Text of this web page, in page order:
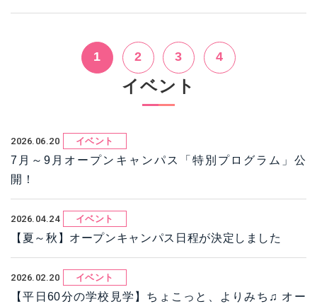
1 2 3 4
イベント
2026.06.20 イベント
7月～9月オープンキャンパス「特別プログラム」公
開！
2026.04.24 イベント
【夏～秋】オープンキャンパス日程が決定しました
2026.02.20 イベント
【平日60分の学校見学】ちょこっと、よりみち♫ オー